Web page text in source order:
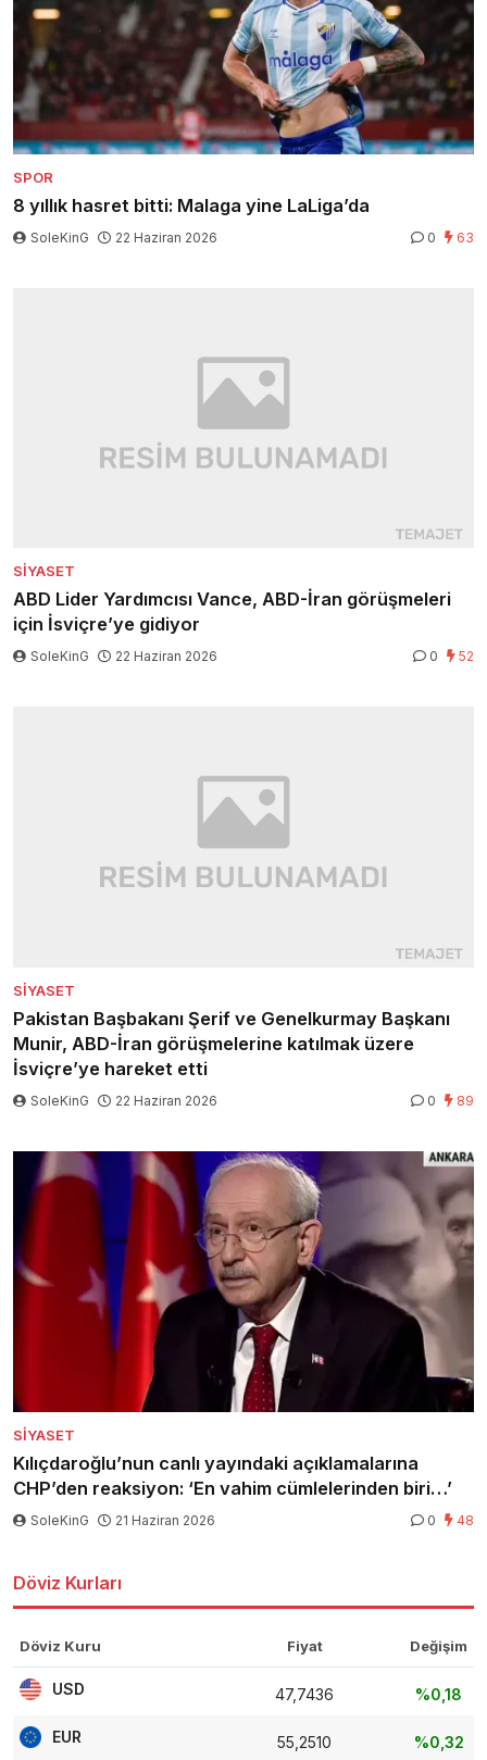
SPOR
8 yıllık hasret bitti: Malaga yine LaLiga’da
SoleKinG 22 Haziran 2026 0 63
SIYASET
ABD Lider Yardımcısı Vance, ABD-İran görüşmeleri
için İsviçre’ye gidiyor
SoleKinG 22 Haziran 2026 0 52
SIYASET
Pakistan Başbakanı Şerif ve Genelkurmay Başkanı
Munir, ABD-İran görüşmelerine katılmak üzere
İsviçre’ye hareket etti
SoleKinG 22 Haziran 2026 0 89
SIYASET
Kılıçdaroğlu’nun canlı yayındaki açıklamalarına
CHP’den reaksiyon: ‘En vahim cümlelerinden biri…’
SoleKinG 21 Haziran 2026 0 48
Döviz Kurları
Döviz Kuru Fiyat Değişim
USD 47,7436 %0,18
EUR 55,2510 %0,32